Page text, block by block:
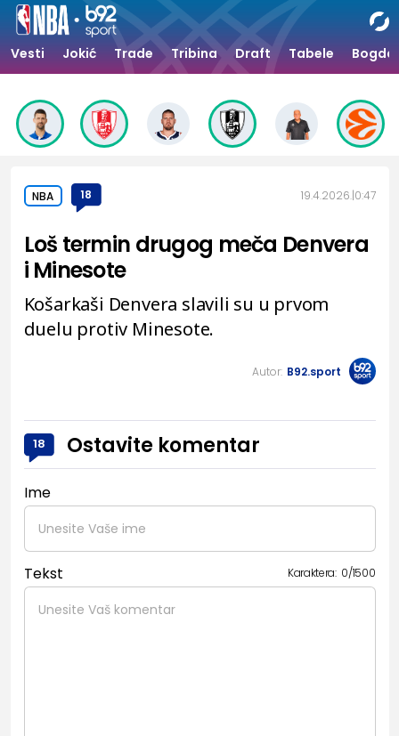
Vesti Jokić Trade Tribina Draft Tabele
NBA 18 19.4.2026. 0:47
Loš termin drugog meča Denvera
i Minesote
Košarkaši Denvera slavili su u prvom
duelu protiv Minesote.
Autor: B92.sport
18 Ostavite komentar
Ime
Tekst Karaktera: 0/1500